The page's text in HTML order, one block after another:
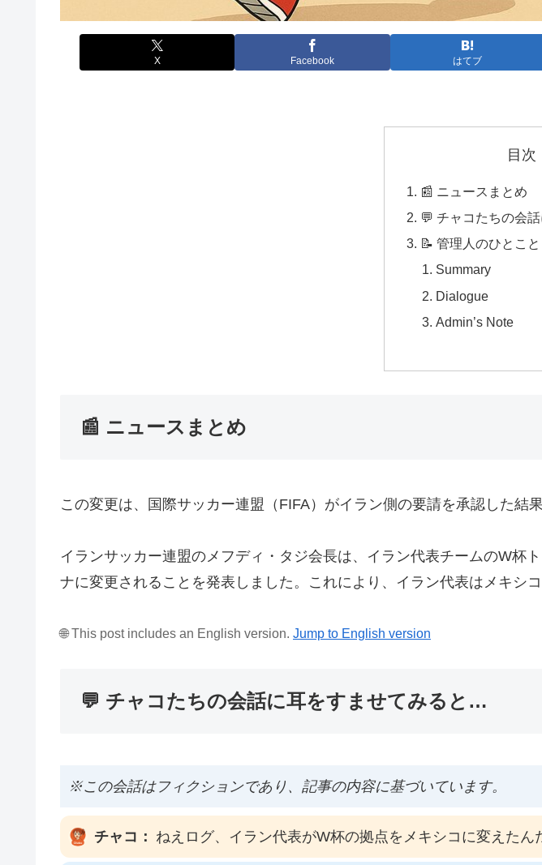
X Facebook はてブ
目次
📰 ニュースまとめ
💬 チャコたちの会
📝 管理人のひとこと
Summary
Dialogue
Admin’s Note
📰 ニュースまとめ
この変更は、国際サッカー連盟（FIFA）がイラン側の要請を承認した結
イランサッカー連盟のメフディ・タジ会長は、イラン代表チームのW杯
ナに変更されることを発表しました。これにより、イラン代表はメキシ
🌐 This post includes an English version. Jump to English version
💬 チャコたちの会話に耳をすませてみると…
※この会話はフィクションであり、記事の内容に基づいています。
チャコ： ねえログ、イラン代表がW杯の拠点をメキシコに変えたん